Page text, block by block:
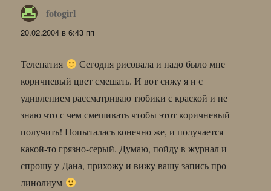
fotogirl
20.02.2004 в 6:43 пп
Телепатия
Сегодня рисовала и надо было мне
коричневый цвет смешать. И вот сижу я и с
удивлением рассматриваю тюбики с краской и не
знаю что с чем смешивать чтобы этот коричневый
получить! Попыталась конечно же, и получается
какой-то грязно-серый. Думаю, пойду в журнал и
спрошу у Дана, прихожу и вижу вашу запись про
линолиум